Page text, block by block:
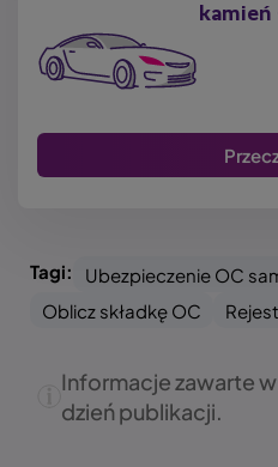
kamień
Tagi:
Ubezpieczenie OC
Oblicz składkę OC
Informacje zawarte
dzień publikacji.